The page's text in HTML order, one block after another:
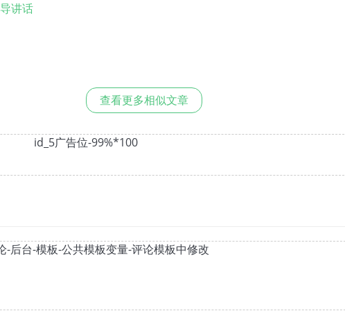
讲话
查看更多相似文章
id_5广告位-99%*100
-后台-模板-公共模板变量-评论模板中修改